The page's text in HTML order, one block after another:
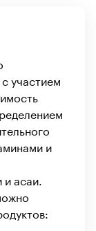
участием
и
асаи.